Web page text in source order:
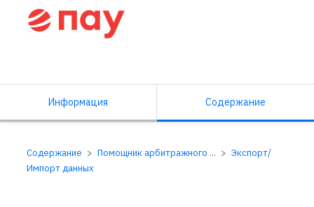
Информация Содержание
Содержание Помощник арбитражного ...
Экспорт/
Импорт данных